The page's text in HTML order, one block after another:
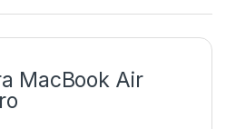
MacBook Air